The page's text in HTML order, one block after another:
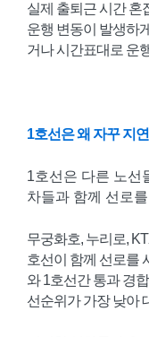
실제 출퇴근 시간 혼
운행 변동이 발생하
거나 시간표대로 운
1호선은 왜 자꾸 지
1호선은 다른 노선
차들과 함께 선로
무궁화호, 누리로,
호선이 함께 선로를
와 1호선간 통과 경
선순위가 가장 낮아